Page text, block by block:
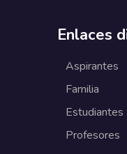
Enlaces
Aspirantes
Familia
Estudiantes
Profesores